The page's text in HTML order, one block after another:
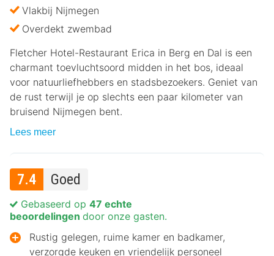
Vlakbij Nijmegen
Overdekt zwembad
Fletcher Hotel-Restaurant Erica in Berg en Dal is een
charmant toevluchtsoord midden in het bos, ideaal
voor natuurliefhebbers en stadsbezoekers. Geniet van
de rust terwijl je op slechts een paar kilometer van
bruisend Nijmegen bent.
Lees meer
7.4 Goed
Gebaseerd op 47 echte
beoordelingen door onze gasten.
Rustig gelegen, ruime kamer en badkamer,
verzorgde keuken en vriendelijk personeel